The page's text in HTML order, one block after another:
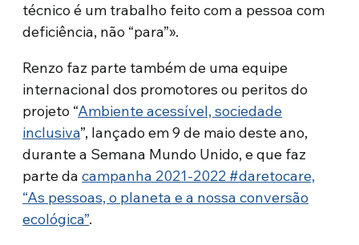
técnico é um trabalho feito com a pessoa com
deficiência, não “para”».
Renzo faz parte também de uma equipe
internacional dos promotores ou peritos do
projeto “Ambiente acessível, sociedade
inclusiva”, lançado em 9 de maio deste ano,
durante a Semana Mundo Unido, e que faz
parte dacampanha 2021-2022 #daretocare,
“As pessoas, o planeta e a nossa conversão
ecológica”.